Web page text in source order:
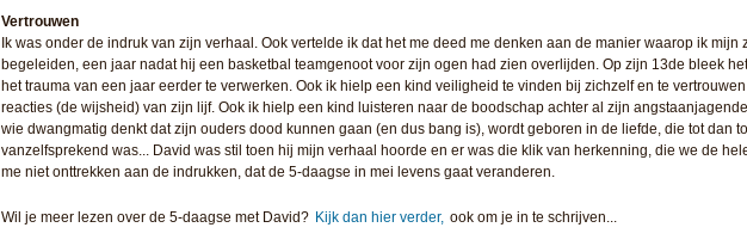
Vertrouwen
Ik was onder de indruk van zijn verhaal. Ook vertelde ik dat het me deed me denken aan de manier waarop ik mijn
begeleiden, een jaar nadat hij een basketbal teamgenoot voor zijn ogen had zien overlijden. Op zijn 13de bleek
het trauma van een jaar eerder te verwerken. Ook ik hielp een kind veiligheid te vinden bij zichzelf en te
reacties (de wijsheid) van zijn lijf. Ook ik hielp een kind luisteren naar de boodschap achter al zijn
wie dwangmatig denkt dat zijn ouders dood kunnen gaan (en dus bang is), wordt geboren in de liefde, die tot dan
vanzelfsprekend was... David was stil toen hij mijn verhaal hoorde en er was die klik van herkenning, die we de
me niet onttrekken aan de indrukken, dat de 5-daagse in mei levens gaat veranderen.
Wil je meer lezen over de 5-daagse met David? Kijk dan hier verder, ook om je in te schrijven...